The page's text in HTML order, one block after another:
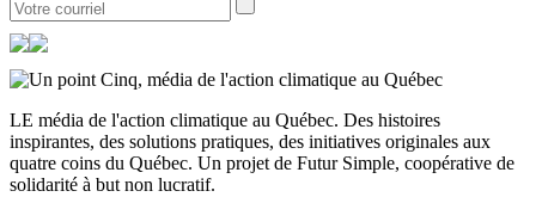
LE média de l'action climatique au Québec. Des histoires
inspirantes, des solutions pratiques, des initiatives originales aux
quatre coins du Québec. Un projet de Futur Simple, coopérative de
solidarité à but non lucratif.